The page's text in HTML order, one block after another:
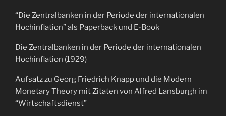
“Die Zentralbanken in der Periode der internationalen
Hochinflation” als Paperback und E-Book
Die Zentralbanken in der Periode der internationalen
Hochinflation (1929)
Aufsatz zu Georg Friedrich Knapp und die Modern
Monetary Theory mit Zitaten von Alfred Lansburgh im
“Wirtschaftsdienst”